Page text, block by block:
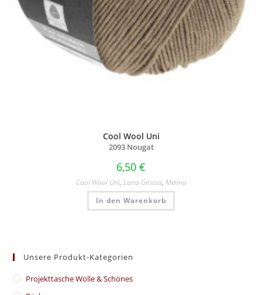
Cool Wool Uni
2093 Nougat
6,50 €
Cool Wool Uni, Lana Grossa, Merino
In den Warenkorb
Unsere Produkt-Kategorien
​Projekttasche Wolle & Schönes